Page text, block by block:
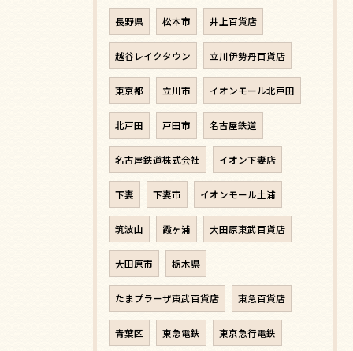
長野県 松本市 井上百貨店
越谷レイクタウン 立川伊勢丹百貨店
東京都 立川市 イオンモール北戸田
北戸田 戸田市 名古屋鉄道
名古屋鉄道株式会社 イオン下妻店
下妻 下妻市 イオンモール土浦
筑波山 霞ヶ浦 大田原東武百貨店
大田原市 栃木県
たまプラーザ東武百貨店 東急百貨店
青葉区 東急電鉄 東京急行電鉄